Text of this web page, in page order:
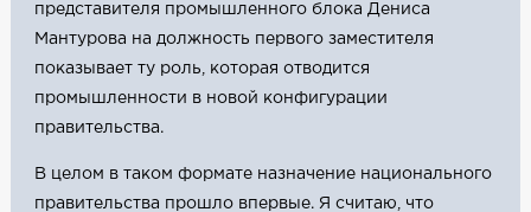
представителя промышленного блока Дениса
Мантурова на должность первого заместителя
показывает ту роль, которая отводится
промышленности в новой конфигурации
правительства.
В целом в таком формате назначение национального
правительства прошло впервые. Я считаю, что